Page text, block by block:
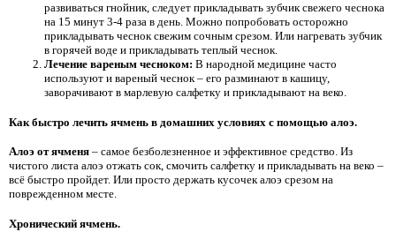
развиваться гнойник, следует прикладывать зубчик свежего чеснока
на 15 минут 3-4 раза в день. Можно попробовать осторожно
прикладывать чеснок свежим сочным срезом. Или нагревать зубчик
в горячей воде и прикладывать теплый чеснок.
Лечение вареным чесноком: В народной медицине часто
используют и вареный чеснок – его разминают в кашицу,
заворачивают в марлевую салфетку и прикладывают на веко.
Как быстро лечить ячмень в домашних условиях с помощью алоэ.
Алоэ от ячменя – самое безболезненное и эффективное средство. Из
чистого листа алоэ отжать сок, смочить салфетку и прикладывать на веко –
всё быстро пройдет. Или просто держать кусочек алоэ срезом на
поврежденном месте.
Хронический ячмень.